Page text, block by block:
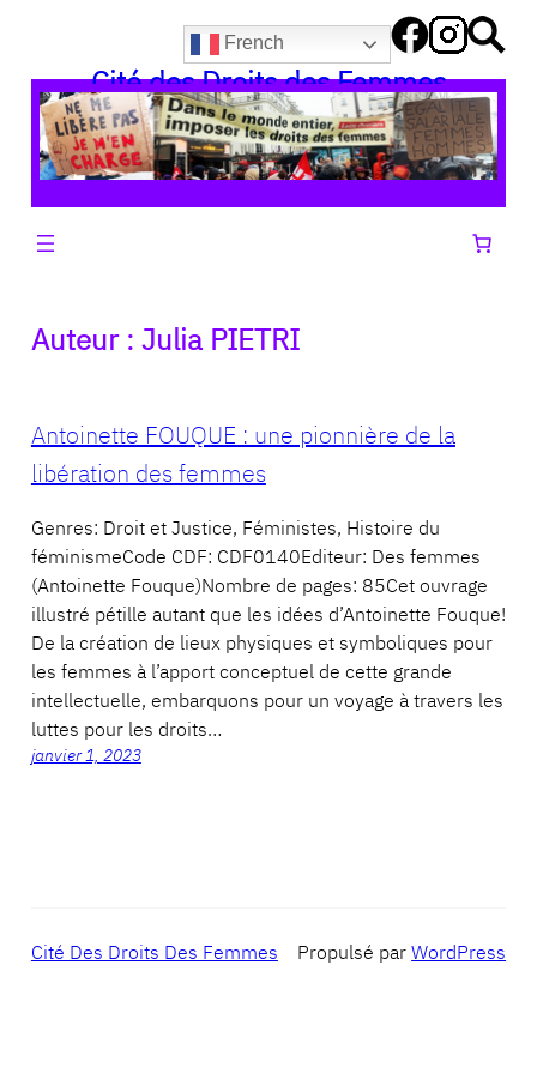
contenu
French
Cité des Droits des Femmes
Auteur : Julia PIETRI
Antoinette FOUQUE : une pionnière de la
libération des femmes
Genres: Droit et Justice, Féministes, Histoire du
féminismeCode CDF: CDF0140Editeur: Des femmes
(Antoinette Fouque)Nombre de pages: 85Cet ouvrage
illustré pétille autant que les idées d’Antoinette Fouque!
De la création de lieux physiques et symboliques pour
les femmes à l’apport conceptuel de cette grande
intellectuelle, embarquons pour un voyage à travers les
luttes pour les droits…
janvier 1, 2023
Cité Des Droits Des Femmes Propulsé parWordPress